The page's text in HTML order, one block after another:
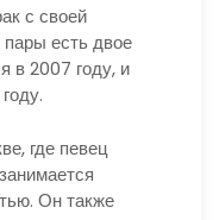
с своей
есть двое
в 2007 году, и
где певец
Он также